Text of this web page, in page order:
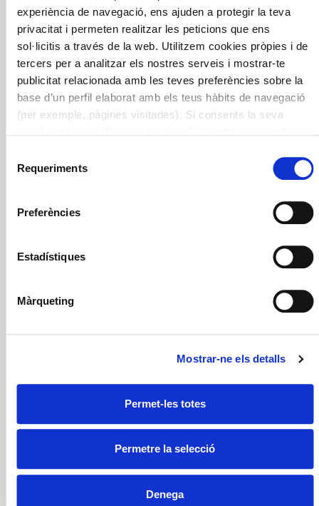
experiència de navegació, ens ajuden a protegir la teva
privacitat i permeten realitzar les peticions que ens
sol·licitis a través de la web. Utilitzem cookies pròpies i de
tercers per a analitzar els nostres serveis i mostrar-te
publicitat relacionada amb les teves preferències sobre la
base d’un perfil elaborat amb els teus hàbits de navegació
(per exemple, pàgines visitades). Si consents la seva
la nostraPolítica de Cookies
Requeriments
Preferències
Estadístiques
Màrqueting
Mostrar-ne els detalls
Permet-les totes
Permetre la selecció
Denega
Treball, Afers Socials i Famílies en el marc del Pla
Integral del Poble Gitano.
Gitana Patrimoni